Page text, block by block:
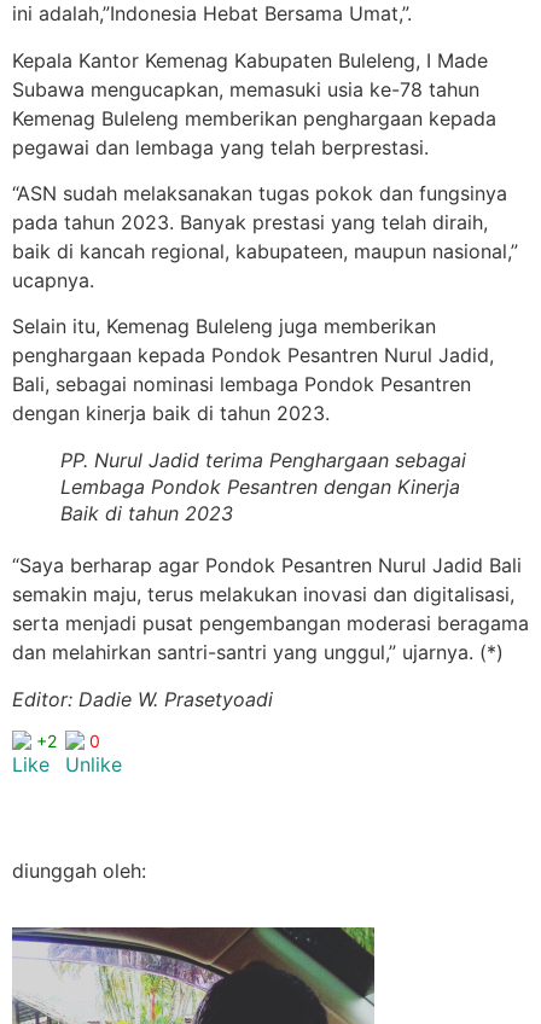
ini adalah,”Indonesia Hebat Bersama Umat,”.
Kepala Kantor Kemenag Kabupaten Buleleng, I Made
Subawa mengucapkan, memasuki usia ke-78 tahun
Kemenag Buleleng memberikan penghargaan kepada
pegawai dan lembaga yang telah berprestasi.
“ASN sudah melaksanakan tugas pokok dan fungsinya
pada tahun 2023. Banyak prestasi yang telah diraih,
baik di kancah regional, kabupateen, maupun nasional,”
ucapnya.
Selain itu, Kemenag Buleleng juga memberikan
penghargaan kepada Pondok Pesantren Nurul Jadid,
Bali, sebagai nominasi lembaga Pondok Pesantren
dengan kinerja baik di tahun 2023.
PP. Nurul Jadid terima Penghargaan sebagai
Lembaga Pondok Pesantren dengan Kinerja
Baik di tahun 2023
“Saya berharap agar Pondok Pesantren Nurul Jadid Bali
semakin maju, terus melakukan inovasi dan digitalisasi,
serta menjadi pusat pengembangan moderasi beragama
dan melahirkan santri-santri yang unggul,” ujarnya. (*)
Editor: Dadie W. Prasetyoadi
+2 0
diunggah oleh: